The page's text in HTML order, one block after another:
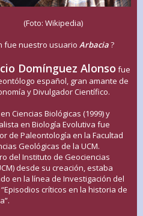
(Foto: Wikipedia)
fue nuestro usuario Arbacia?
Domínguez Alonso fue
español, gran amante de
y Divulgador Científico.
Ciencias Biológicas (1999) y
en Biología Evolutiva fue
de Paleontología en la Facultad
Geológicas de la UCM.
del Instituto de Geociencias
desde su creación, estaba
en la línea de Investigación del
críticos en la historia de